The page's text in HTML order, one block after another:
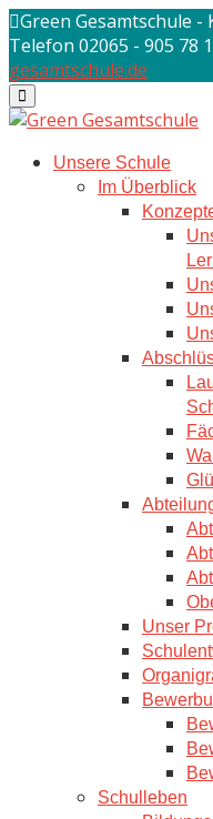
Skip
to
content
Green Gesamtschule
Telefon 02065 - 905 78
gesamtschule.de
Unsere Schule
Im Überblick
Unser
Schulleben